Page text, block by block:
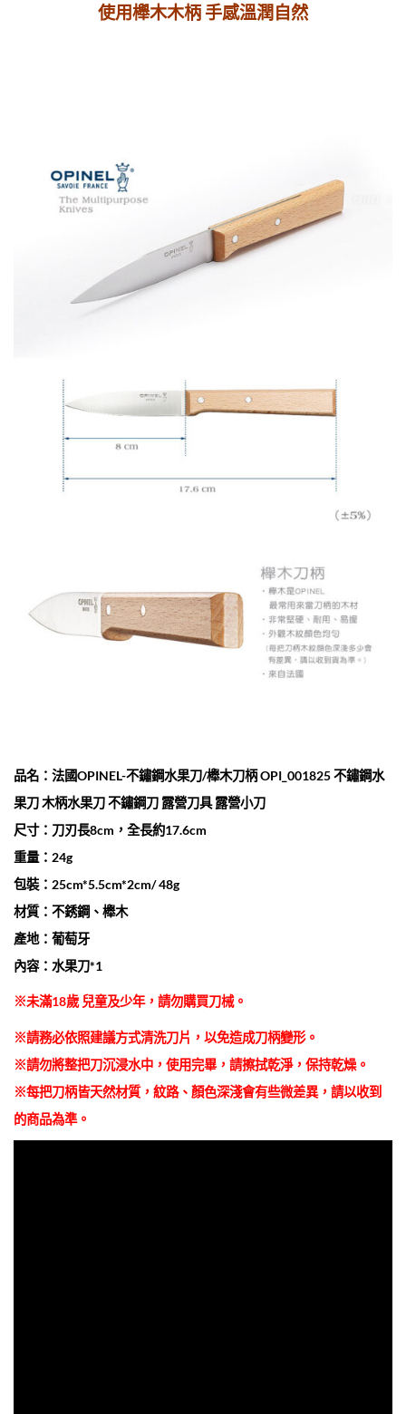
使用櫸木木柄 手感溫潤自然
品名：法國OPINEL-不鏽鋼水果刀/櫸木刀柄 OPI_001825 不鏽鋼水
果刀 木柄水果刀 不鏽鋼刀 露營刀具 露營小刀
尺寸：刀刃長8cm，全長約17.6cm
重量：24g
包裝：25cm*5.5cm*2cm/ 48g
材質：不銹鋼、櫸木
產地：葡萄牙
內容：水果刀*1
※未滿18歲 兒童及少年，請勿購買刀械。
※請務必依照建議方式清洗刀片，以免造成刀柄變形。
※請勿將整把刀沉浸水中，使用完畢，請擦拭乾淨，保持乾燥。
※每把刀柄皆天然材質，紋路、顏色深淺會有些微差異，請以收到
的商品為準。